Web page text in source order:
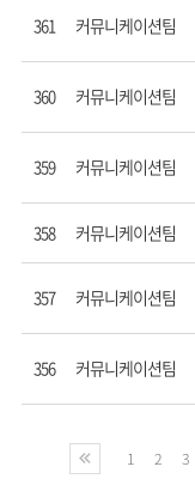
361 커뮤니케이션팀
360 커뮤니케이션팀
359 커뮤니케이션팀
358 커뮤니케이션팀
357 커뮤니케이션팀
356 커뮤니케이션팀
1 2 3